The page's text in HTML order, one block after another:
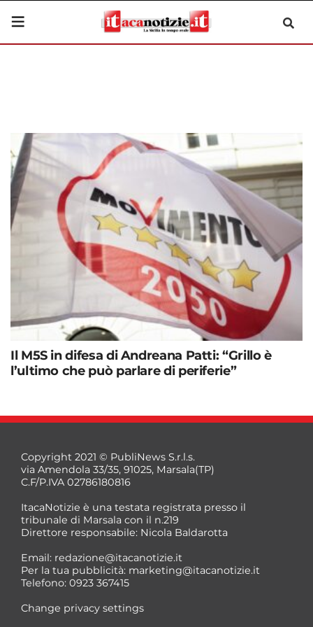
Il M5S in difesa di Andreana Patti: “Grillo è
l’ultimo che può parlare di periferie”
Copyright 2021 © PubliNews S.r.l.s.
via Amendola 33/35, 91025, Marsala(TP)
C.F/P.IVA 02786180816
ItacaNotizie è una testata registrata presso il
tribunale di Marsala con il n.219
Direttore responsabile: Nicola Baldarotta
Email: redazione@itacanotizie.it
Per la tua pubblicità: marketing@itacanotizie.it
Telefono: 0923 367415
Change privacy settings